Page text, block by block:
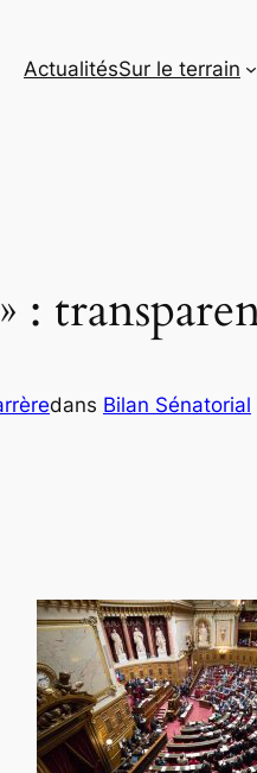
ActualitésSur le terrain
:
dans Bilan Sénatorial